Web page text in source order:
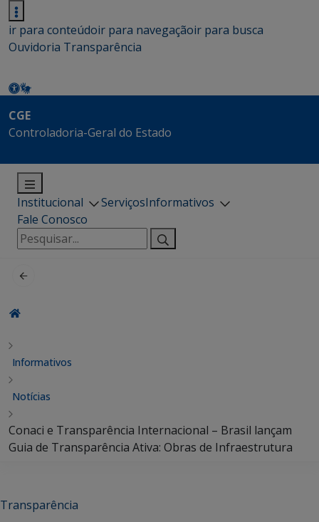
ir para conteúdoir para navegaçãoir para busca
Ouvidoria Transparência
CGE
Controladoria-Geral do Estado
Institucional ServiçosInformativos
Fale Conosco
Pesquisar
por:
Informativos
Notícias
Conaci e Transparência Internacional – Brasil lançam
Guia de Transparência Ativa: Obras de Infraestrutura
Transparência